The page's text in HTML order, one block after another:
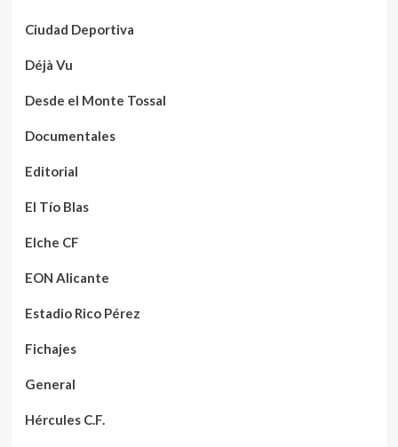
Ciudad Deportiva
Déjà Vu
Desde el Monte Tossal
Documentales
Editorial
El Tío Blas
Elche CF
EON Alicante
Estadio Rico Pérez
Fichajes
General
Hércules C.F.